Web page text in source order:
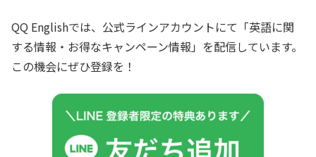
QQ Englishでは、公式ラインアカウントにて「英語に関
する情報・お得なキャンペーン情報」を配信しています。
この機会にぜひ登録を！